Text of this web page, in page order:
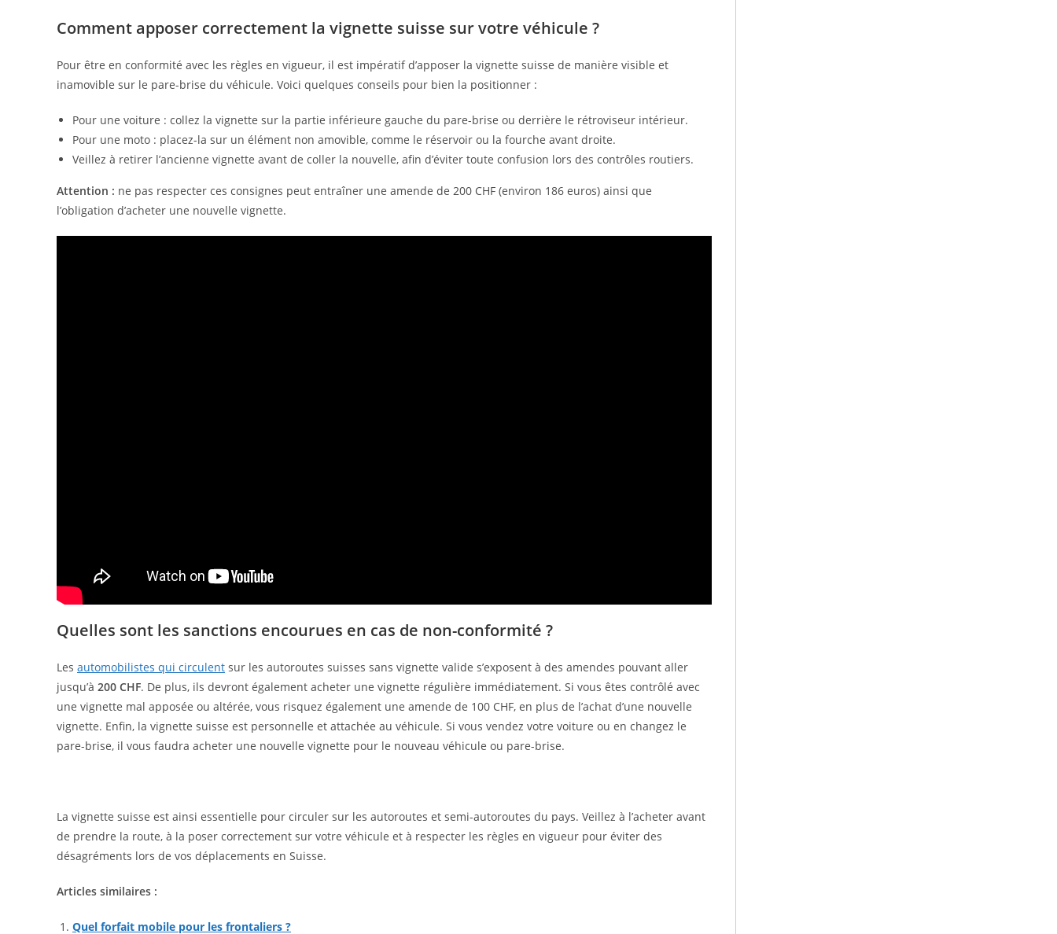
Comment apposer correctement la vignette suisse sur votre véhicule ?
Pour être en conformité avec les règles en vigueur, il est impératif d’apposer la vignette suisse de manière visible et
inamovible sur le pare-brise du véhicule. Voici quelques conseils pour bien la positionner :
Pour une voiture : collez la vignette sur la partie inférieure gauche du pare-brise ou derrière le rétroviseur intérieur.
Pour une moto : placez-la sur un élément non amovible, comme le réservoir ou la fourche avant droite.
Veillez à retirer l’ancienne vignette avant de coller la nouvelle, afin d’éviter toute confusion lors des contrôles routiers.
Attention : ne pas respecter ces consignes peut entraîner une amende de 200 CHF (environ 186 euros) ainsi que
l’obligation d’acheter une nouvelle vignette.
Quelles sont les sanctions encourues en cas de non-conformité ?
Les automobilistes qui circulent sur les autoroutes suisses sans vignette valide s’exposent à des amendes pouvant aller
jusqu’à 200 CHF. De plus, ils devront également acheter une vignette régulière immédiatement. Si vous êtes contrôlé avec
une vignette mal apposée ou altérée, vous risquez également une amende de 100 CHF, en plus de l’achat d’une nouvelle
vignette. Enfin, la vignette suisse est personnelle et attachée au véhicule. Si vous vendez votre voiture ou en changez le
pare-brise, il vous faudra acheter une nouvelle vignette pour le nouveau véhicule ou pare-brise.
La vignette suisse est ainsi essentielle pour circuler sur les autoroutes et semi-autoroutes du pays. Veillez à l’acheter avant
de prendre la route, à la poser correctement sur votre véhicule et à respecter les règles en vigueur pour éviter des
désagréments lors de vos déplacements en Suisse.
Articles similaires :
Quel forfait mobile pour les frontaliers ?